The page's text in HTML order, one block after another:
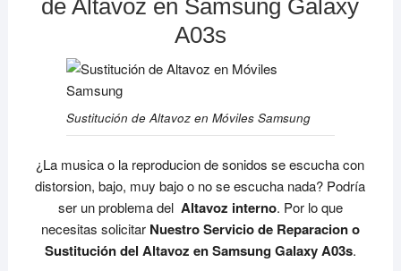
de Altavoz en Samsung Galaxy
A03s
Sustitución de Altavoz en Móviles Samsung
¿La musica o la reproducion de sonidos se escucha con
distorsion, bajo, muy bajo o no se escucha nada? Podría
ser un problema del Altavoz interno. Por lo que
necesitas solicitar Nuestro Servicio de Reparacion o
Sustitución del Altavoz en Samsung Galaxy A03s.